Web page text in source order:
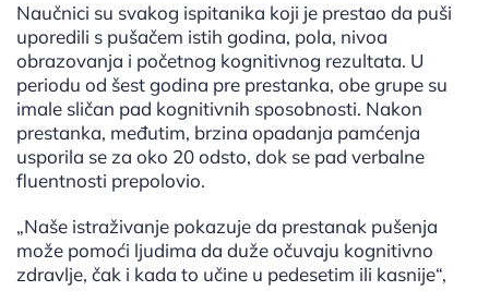
Naučnici su svakog ispitanika koji je prestao da puši
uporedili s pušačem istih godina, pola, nivoa
obrazovanja i početnog kognitivnog rezultata. U
periodu od šest godina pre prestanka, obe grupe su
imale sličan pad kognitivnih sposobnosti. Nakon
prestanka, međutim, brzina opadanja pamćenja
usporila se za oko 20 odsto, dok se pad verbalne
fluentnosti prepolovio.
„Naše istraživanje pokazuje da prestanak pušenja
može pomoći ljudima da duže očuvaju kognitivno
zdravlje, čak i kada to učine u pedesetim ili kasnije“,